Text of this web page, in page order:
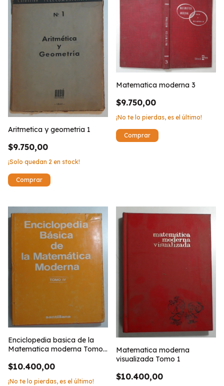
Aritmetica y geometria 1
$9.750,00
¡Solo quedan 2 en stock!
Matematica moderna 3
$9.750,00
¡No te lo pierdas, es el último!
Enciclopedia basica de la
Matematica moderna Tomo
$10.400,00
¡No te lo pierdas, es el último!
Matematica moderna
visualizada Tomo 1
$10.400,00